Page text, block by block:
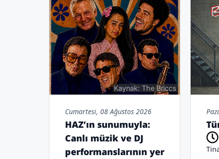
Kaynak: The Briccs
Cumartesi, 08 Ağustos 2026
HAZ’ın sunumuyla:
Canlı müzik ve DJ
performanslarının yer